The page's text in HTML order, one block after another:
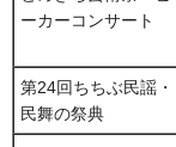
ーカーコンサート
第24回ちちぶ民謡・
民舞の祭典